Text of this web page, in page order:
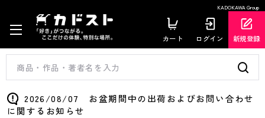
KADOKAWA Group
カート ログイン 新規登録
2026/08/07 お盆期間中の出荷およびお問い合わせ
に関するお知らせ